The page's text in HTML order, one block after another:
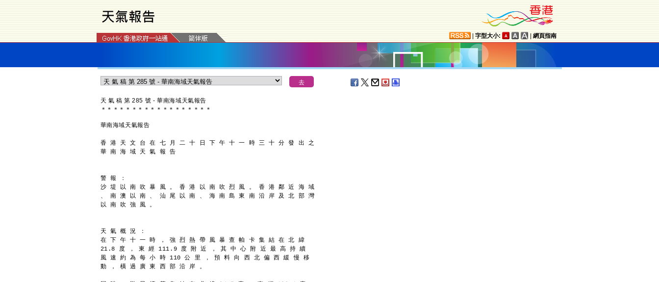
字型大小: 網頁指南
天 氣 稿 第 285 號 - 華南海域天氣報告
＊ ＊ ＊ ＊ ＊ ＊ ＊ ＊ ＊ ＊ ＊ ＊ ＊ ＊ ＊ ＊ ＊ ＊
華南海域天氣報告
香 港 天 文 台 在 七 月 二 十 日 下 午 十 一 時 三 十 分 發 出 之
華 南 海 域 天 氣 報 告
警 報 ：
沙 堤 以 南 吹 暴 風 。 香 港 以 南 吹 烈 風 。 香 港 鄰 近 海 域
、 南 澳 以 南 、 汕 尾 以 南 、 海 南 島 東 南 沿 岸 及 北 部 灣
以 南 吹 強 風 。
天 氣 概 況 ：
在 下 午 十 一 時 ， 強 烈 熱 帶 風 暴 查 帕 卡 集 結 在 北 緯
21.8 度 ， 東 經 111.9 度 附 近 ， 其 中 心 附 近 最 高 持 續
風 速 約 為 每 小 時 110 公 里 ， 預 料 向 西 北 偏 西 緩 慢 移
動 ， 橫 過 廣 東 西 部 沿 岸 。